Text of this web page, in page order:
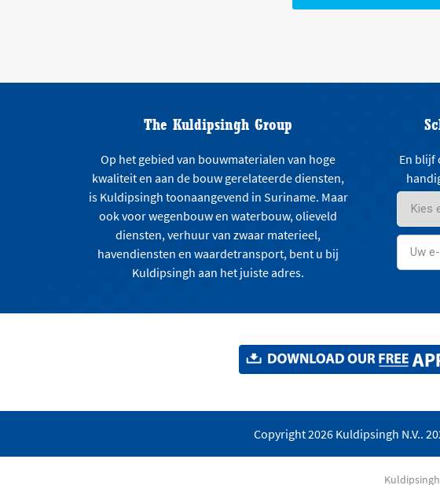
The Kuldipsingh Group
Op het gebied van bouwmaterialen van hoge
kwaliteit en aan de bouw gerelateerde diensten,
is Kuldipsingh toonaangevend in Suriname. Maar
ook voor wegenbouw en waterbouw, olieveld
diensten, verhuur van zwaar materieel,
havendiensten en waardetransport, bent u bij
Kuldipsingh aan het juiste adres.
En blijf
Copyright 2026 Kuldipsingh N.V..